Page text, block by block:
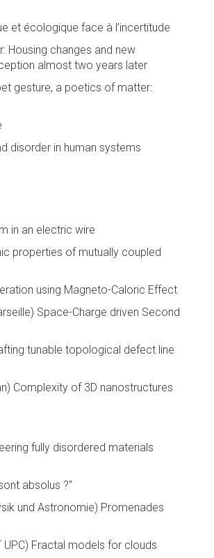
et écologique face à l’incertitude
Housing changes and new
almost two years later
gesture, a poetics of matter:
disorder in human systems
in an electric wire
properties of mutually coupled
using Magneto-Caloric Effect
Space-Charge driven Second
tunable topological defect line
Complexity of 3D nanostructures
fully disordered materials
absolus ?"
und Astronomie) Promenades
UPC) Fractal models for clouds